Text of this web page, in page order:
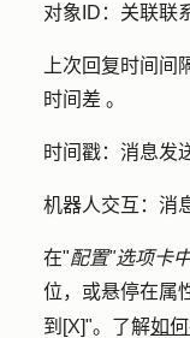
对象ID： 关联联
上次回复时间间
时间差 。
时间戳： 消息发
机器人交互： 消
在"配置"选项卡
位，或悬停在属
到[X]"。了解如